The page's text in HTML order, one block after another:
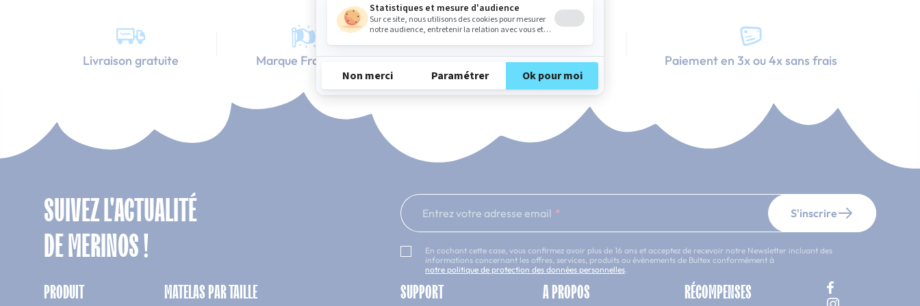
Livraison gratuite Marque Française Service client à votre écoute Paiement en 3x ou 4x sans frais
SUIVEZ L'ACTUALITÉ
DE MERINOS !
Entrez votre adresse email S'inscrire
En cochant cette case, vous confirmez avoir plus de 16 ans et acceptez de recevoir notre Newsletter incluant des
informations concernant les offres, services, produits ou évènements de Bultex conformément à
notre politique de protection des données personnelles
PRODUIT MATELAS PAR TAILLE SUPPORT A PROPOS RÉCOMPENSES